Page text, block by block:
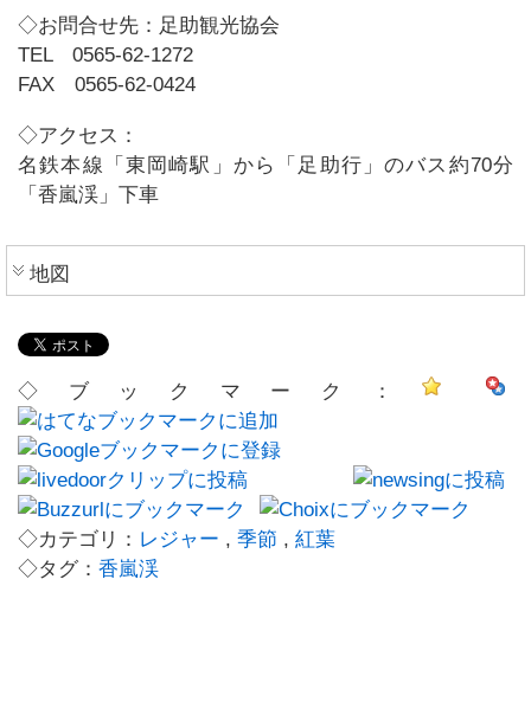
◇お問合せ先：足助観光協会
TEL 0565-62-1272
FAX 0565-62-0424
◇アクセス：
名鉄本線「東岡崎駅」から「足助行」のバス約70分
「香嵐渓」下車
地図
◇ブックマーク：
◇カテゴリ： レジャー , 季節 , 紅葉
◇タグ： 香嵐渓